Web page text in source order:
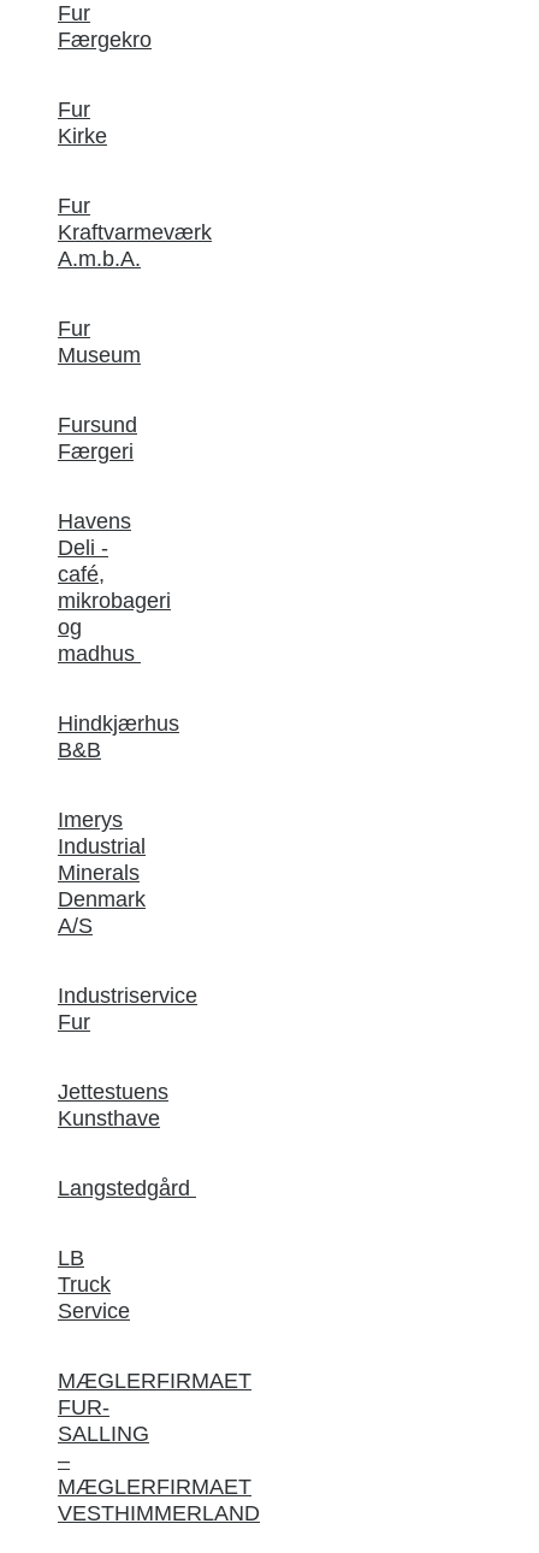
Fur
Færgekro
Fur
Kirke
Fur
Kraftvarmeværk
A.m.b.A.
Fur
Museum
Fursund
Færgeri
Havens
Deli -
café,
mikrobageri
og
madhus
Hindkjærhus
B&B
Imerys
Industrial
Minerals
Denmark
A/S
Industriservice
Fur
Jettestuens
Kunsthave
Langstedgård
LB
Truck
Service
MÆGLERFIRMAET
FUR-
SALLING
–
MÆGLERFIRMAET
VESTHIMMERLAND